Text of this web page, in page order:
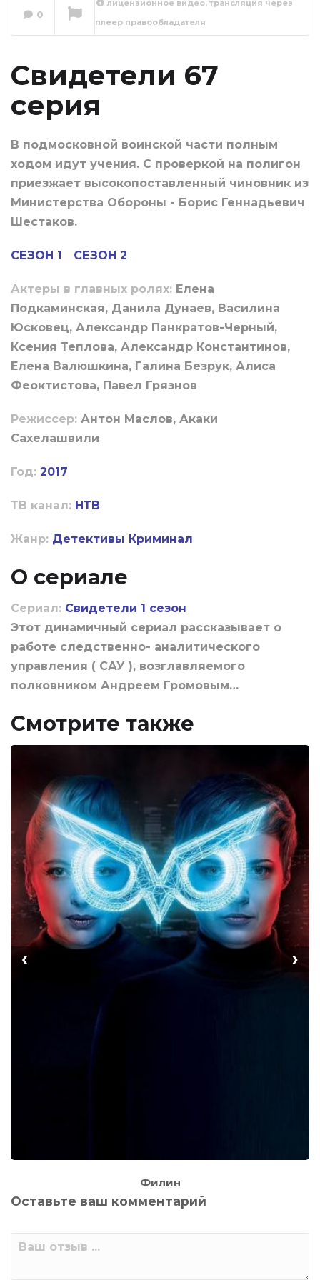
Свидетели 68
0
лицензионное видео, трансляция через
плеер правообладателя
Свидетели 67
серия
В подмосковной воинской части полным
ходом идут учения. С проверкой на полигон
приезжает высокопоставленный чиновник из
Министерства Обороны - Борис Геннадьевич
Шестаков.
СЕЗОН 1 СЕЗОН 2
Актеры в главных ролях: Елена
Подкаминская, Данила Дунаев, Василина
Юсковец, Александр Панкратов-Черный,
Ксения Теплова, Александр Константинов,
Елена Валюшкина, Галина Безрук, Алиса
Феоктистова, Павел Грязнов
Режиссер: Антон Маслов, Акаки
Сахелашвили
Год: 2017
ТВ канал: НТВ
Жанр: Детективы Криминал
О сериале
Сериал: Свидетели 1 сезон
Этот динамичный сериал рассказывает о
работе следственно- аналитического
управления ( САУ ), возглавляемого
полковником Андреем Громовым…
Смотрите также
Филин
‹ ›
Оставьте ваш комментарий